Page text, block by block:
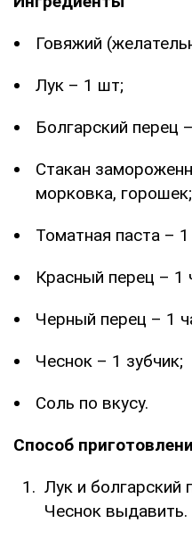
Говяжий
Лук – 1 шт;
Болгарский перец
Стакан
морковка, горошек;
Томатная паста – 1
Красный перец – 1
Черный перец – 1
Чеснок – 1 зубчик;
Соль по вкусу.
Способ
Лук и болгарский
Чеснок выдавить.